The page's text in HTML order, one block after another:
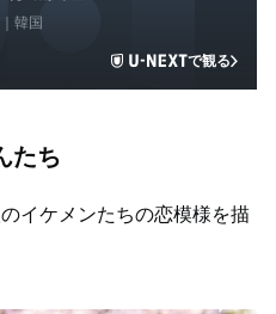
韓国
で観る
たち
イケメンたちの恋模様を描